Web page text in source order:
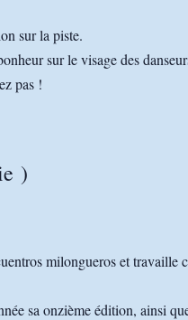
sur la piste.
sur le visage des
pas !
)
milongueros et travaille
sa onzième édition, ainsi